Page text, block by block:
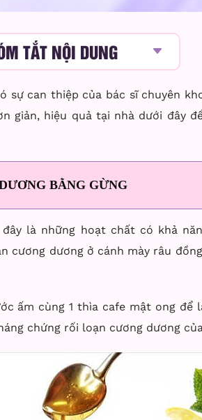
TẮT NỘI DUNG
can thiệp của bác sĩ chuyên
giản, hiệu quả tại nhà dưới đây
BẰNG GỪNG
là những hoạt chất có khả
dương ở cánh mày râu
ấm cùng 1 thìa cafe mật ong để
chứng rối loạn cương dương